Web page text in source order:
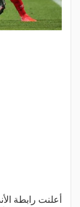
أعلنت رابطة